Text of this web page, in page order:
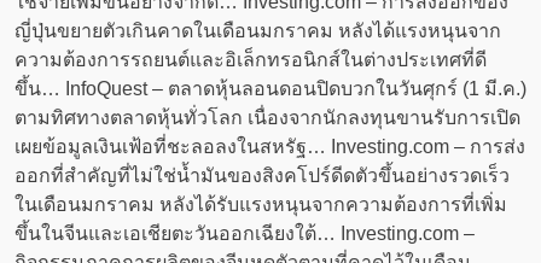
ญี่ปุ่นขยายตัวเกินคาดในเดือนมกราคม หลังได้แรงหนุนจาก
ความต้องการรถยนต์และอิเล็กทรอนิกส์ในต่างประเทศที่ดี
ขึ้น… InfoQuest – ตลาดหุ้นลอนดอนปิดบวกในวันศุกร์ (1 มี.ค.)
ตามทิศทางตลาดหุ้นทั่วโลก เนื่องจากนักลงทุนขานรับการเปิด
เผยข้อมูลเงินเฟ้อที่ชะลอลงในสหรัฐ… Investing.com – การส่ง
ออกที่สำคัญที่ไม่ใช่น้ำมันของสิงคโปร์ดีดตัวขึ้นอย่างรวดเร็ว
ในเดือนมกราคม หลังได้รับแรงหนุนจากความต้องการที่เพิ่ม
ขึ้นในจีนและเอเชียตะวันออกเฉียงใต้… Investing.com –